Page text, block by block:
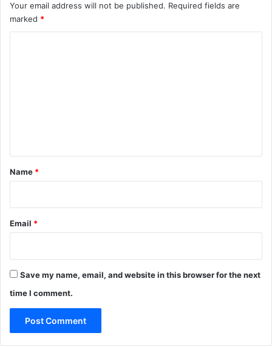
Your email address will not be published. Required fields are
marked *
*
Name *
Email *
Save my name, email, and website in this browser for the next
time I comment.